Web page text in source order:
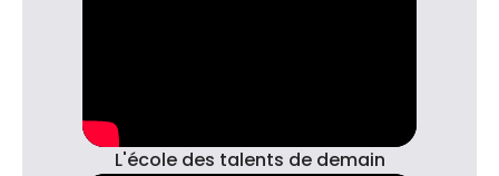
L'école des talents de demain